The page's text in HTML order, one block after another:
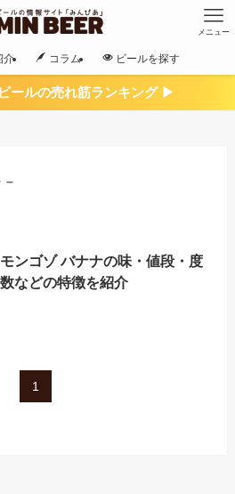
メニュー
介 コラム ビールを探す
ールの売れ筋ランキング ▶
–
モンゴゾ バナナの味・値段・度
数などの特徴を紹介
1